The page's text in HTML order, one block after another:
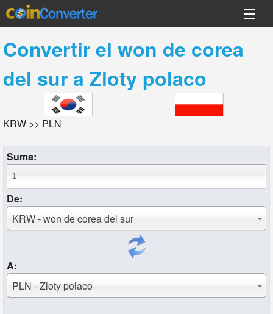
Convertir el won de corea
del sura Zloty polaco
KRW >> PLN
Suma:
De:
KRW - won de corea del sur
A:
PLN - Zloty polaco